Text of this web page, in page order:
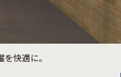
快適に。